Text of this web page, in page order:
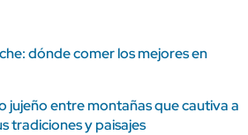
dónde comer los mejores en
jujeño entre montañas que cautiva a
tradiciones y paisajes